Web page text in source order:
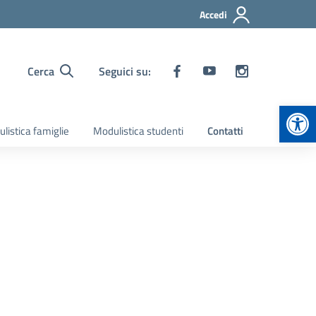
Accedi
Cerca Seguici su:
famiglie Modulistica studenti Contatti